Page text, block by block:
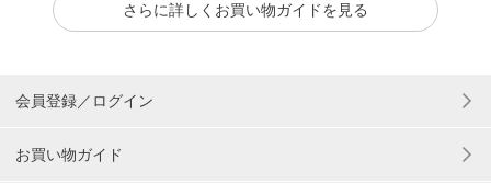
さらに詳しくお買い物ガイドを見る
会員登録／ログイン
お買い物ガイド